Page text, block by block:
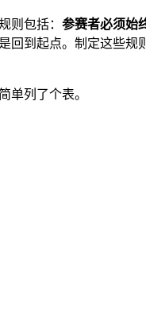
则包括： 参赛者必须始
回到起点。制定这些
单列了个表。